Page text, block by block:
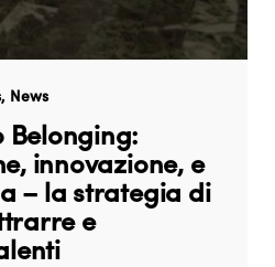
News
Belonging:
innovazione, e
– la strategia di
e